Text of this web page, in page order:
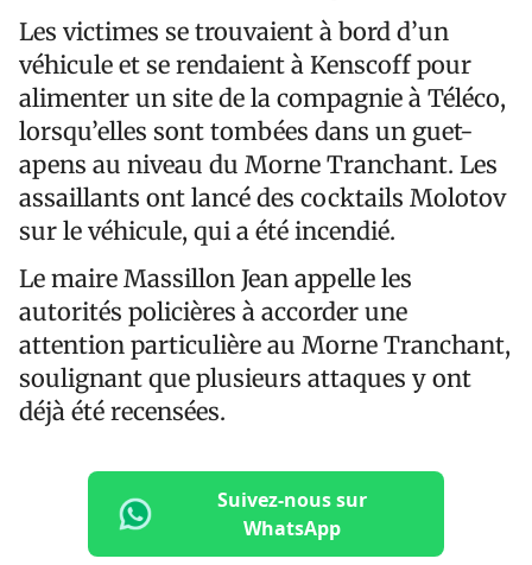
Les victimes se trouvaient à bord d’un
véhicule et se rendaient à Kenscoff pour
alimenter un site de la compagnie à Téléco,
lorsqu’elles sont tombées dans un guet-
apens au niveau du Morne Tranchant. Les
assaillants ont lancé des cocktails Molotov
sur le véhicule, qui a été incendié.
Le maire Massillon Jean appelle les
autorités policières à accorder une
attention particulière au Morne Tranchant,
soulignant que plusieurs attaques y ont
déjà été recensées.
Suivez-nous sur
WhatsApp